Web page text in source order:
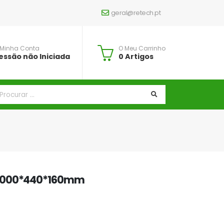
geral@retech.pt
Conta
não Iniciada
O Meu Carrinho
0 Artigos